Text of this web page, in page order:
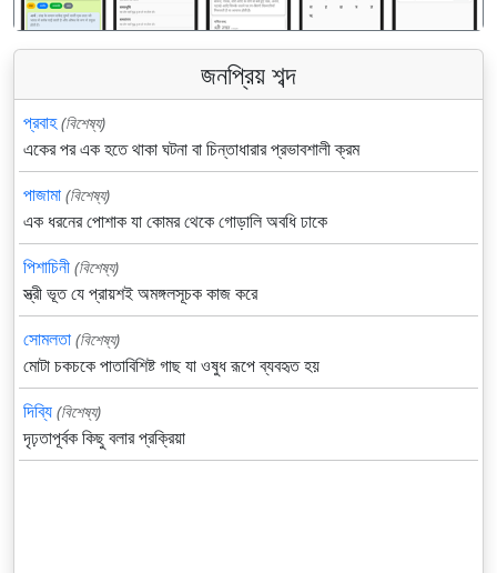
জনপ্রিয় শব্দ
প্রবাহ (বিশেষ্য)
একের পর এক হতে থাকা ঘটনা বা চিন্তাধারার প্রভাবশালী ক্রম
পাজামা (বিশেষ্য)
এক ধরনের পোশাক যা কোমর থেকে গোড়ালি অবধি ঢাকে
পিশাচিনী (বিশেষ্য)
স্ত্রী ভূত যে প্রায়শই অমঙ্গলসূচক কাজ করে
সোমলতা (বিশেষ্য)
মোটা চকচকে পাতাবিশিষ্ট গাছ যা ওষুধ রূপে ব্যবহৃত হয়
দিব্যি (বিশেষ্য)
দৃঢ়তাপূর্বক কিছু বলার প্রক্রিয়া